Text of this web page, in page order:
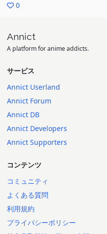
0
Annict
A platform for anime addicts.
サービス
Annict Userland
Annict Forum
Annict DB
Annict Developers
Annict Supporters
コンテンツ
コミュニティ
よくある質問
利用規約
プライバシーポリシー